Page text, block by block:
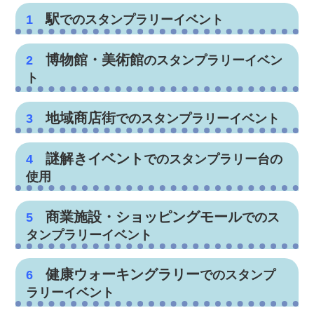
ポスターの入れ方のところでもご説明させて頂きました
が、上部を取り外してポスターを入れる際に六角レンチを
使用して外します！
ポスターを入れる際も必要ですし、取り出す時も必要なの
で、なくさないように注意してくださいね！
六角レンチをなくさないように気を付けないといけないと
ころはありますが、Aのネジよりスッキリした両脇に見え
ますね！
ここですよ！という内容のポスターを入れてもいいです
し、イベント内容の説明だったり、オシャレなチラシを入
れたりすることも出来ます！
ポスターを入れ終わりましたら、最初に外した上部の棒金
具を背板の上にはめて、両脇の黒い丸いプラスチックの留
め具をクルクルと回してしっかりと固定します！これでポ
スター部分は完成になります！
5.アジャスターで調整をすることが出来ます！
真っ平らなところに設置したい時もあれば、少しデコボコ
していたり、軽い傾斜があるとこに置きたい時もあります
そんな時は脚の下の部分にアジャスターがついているので
クルクルと回して頂くとがたつきがなくなって平行になり
ます！
3.
上部の棒を外すと、上からポスターを差し込むことが出来
ます！
サイズとしてはA1サイズまで入れられますよ！中に入れる
ことで遠くからでもスタンプラリー台があることを目立た
せたり、デザインや色によって会場の雰囲気がガラッと変
わりますよ！ 用紙が折れたりしないようになるべく綺麗に
ストンと入れてくださいね！
4.上部の棒をしっかりと止めます！
ポスターを入れることが出来たら、上部の外した棒を本体
にはめます！六角レンチを使用してクルクルと回して最後
までしっかりと閉じます！これでポスターの入れ方は完璧
ですね！
1 駅でのスタンプラリーイベント
駅構内でのスタンプラリーイベント
は、とにかく大人気！
らこそ、告知力も集客力もバツグンな
んです！
イベントのタイプはさまざま。たとえ
ば、路線内のいろんな駅をめぐってス
タンプを集めていく「周遊型」は、旅
行気分も味わえて大人にも子どもにも
大好評！ 全部集めた時の達成感は格
別で、地域の魅力を再発見するきっか
けにもなります。
また、1つの駅の中にスタンプラリー
台を5台〜10台ほど設置して、駅構内
2 博物館・美術館のスタンプラリーイベン
ト
博物館や美術館の館内でも、スタンプ
ラリー台は大活躍！
展示室を巡りながらスタンプを集めて
いく「体験型スタンプラリー」は、楽
しさと学びを同時に味わえる人気イベ
ントとして、各地の文化施設で定着し
ています。
来館者は、スタンプポイントを探しな
がら展示内容にも自然と目を向けるよ
うになるため、展示の理解や関心を深
めるきっかけにもなります。
3 地域商店街でのスタンプラリーイベント
地域の商店街イベントでも、スタンプ
ラリー台は大活躍しています！
スタンプラリーは、「人の流れを生み
出す」「商店街全体を回遊してもら
う」「街の魅力を再発見してもらう」
など、地域活性化にぴったりの仕掛け
です。 買い物やお散歩ついでに立ち
寄ってもらえる気軽さもあり、年代を
問わず参加しやすいのが特徴です。
4 謎解きイベント でのスタンプラリー台の
使用
今や全国各地で開催される定番イベン
トとなった「謎解きイベント」。
その楽しさをさらに盛り上げるツール
として注目されているのが、スタンプ
ラリー台です！
街歩き型・施設周遊型など、参加者が
5 商業施設・ショッピングモールでのス
タンプラリーイベント
商業施設やショッピングモールでは、
スタンプラリー台がイベントやプロモ
ーションの大人気ツールとして大活躍
6 健康ウォーキングラリーでのスタンプ
ラリーイベント